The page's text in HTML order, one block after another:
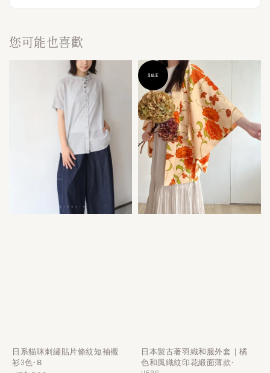
您可能也喜歡
日系貓咪刺繡貼片條紋短袖襯
衫3色-Ｂ
SALE
日本製古著羽織和服外套｜橘
色和風織紋印花緞面薄款-